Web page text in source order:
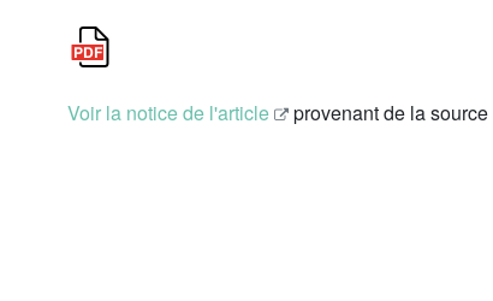
Voir la notice de l'article provenant de la source